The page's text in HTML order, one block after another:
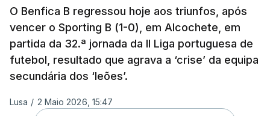
O Benfica B regressou hoje aos triunfos, após
vencer o Sporting B (1-0), em Alcochete, em
partida da 32.ª jornada da II Liga portuguesa de
futebol, resultado que agrava a ‘crise’ da equipa
secundária dos ‘leões’.
Lusa / 2 Maio 2026, 15:47